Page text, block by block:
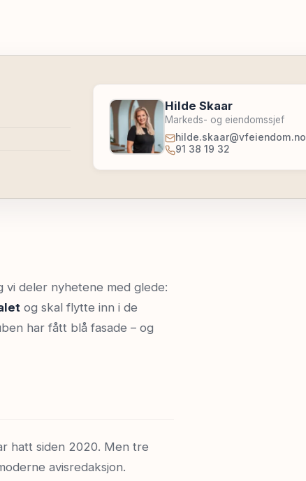
Hilde Skaar
Markeds- og eiendomssjef
hilde.skaar@vfeiendom.no
91 38 19 32
vi deler nyhetene med glede:
og skal flytte inn i de
har fått blå fasade – og
hatt siden 2020. Men tre
avisredaksjon.